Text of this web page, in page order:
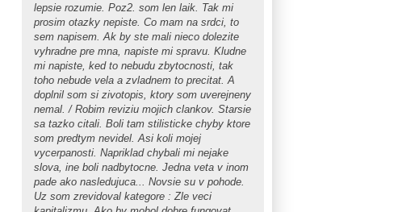
lepsie rozumie. Poz2. som len laik. Tak mi
prosim otazky nepiste. Co mam na srdci, to
sem napisem. Ak by ste mali nieco dolezite
vyhradne pre mna, napiste mi spravu. Kludne
mi napiste, ked to nebudu zbytocnosti, tak
toho nebude vela a zvladnem to precitat. A
doplnil som si zivotopis, ktory som uverejneny
nemal. / Robim reviziu mojich clankov. Starsie
sa tazko citali. Boli tam stilisticke chyby ktore
som predtym nevidel. Asi koli mojej
vycerpanosti. Napriklad chybali mi nejake
slova, ine boli nadbytocne. Jedna veta v inom
pade ako nasledujuca... Novsie su v pohode.
Uz som zrevidoval kategore : Zle veci